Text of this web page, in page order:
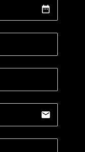
date_range
email